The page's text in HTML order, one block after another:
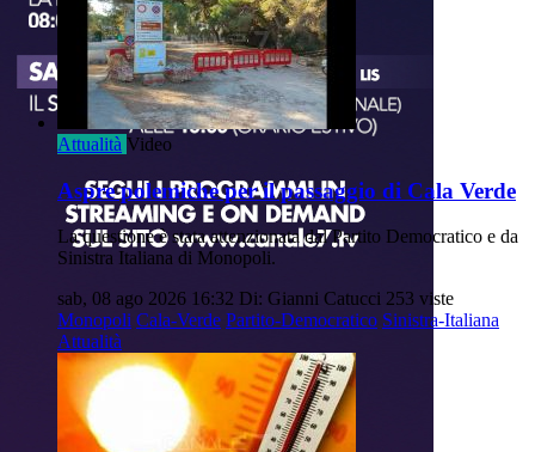
Attualità Video
Aspre polemiche per il passaggio di Cala Verde
La questione è stata attenzionata dal Partito Democratico e da
Sinistra Italiana di Monopoli.
sab, 08 ago 2026 16:32 Di: Gianni Catucci 253 viste
Monopoli Cala-Verde Partito-Democratico Sinistra-Italiana
Attualità